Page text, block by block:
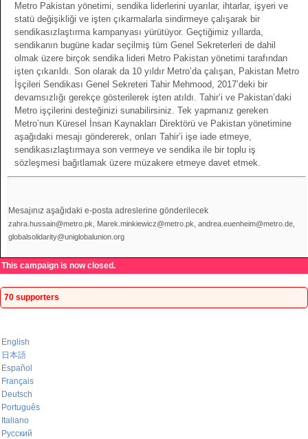
Metro Pakistan yönetimi, sendika liderlerini uyarılar, ihtarlar, işyeri ve
statü değişikliği ve işten çıkarmalarla sindirmeye çalışarak bir
sendikasızlaştırma kampanyası yürütüyor. Geçtiğimiz yıllarda,
sendikanın bugüne kadar seçilmiş tüm Genel Sekreterleri de dahil
olmak üzere birçok sendika lideri Metro Pakistan yönetimi tarafından
işten çıkarıldı. Son olarak da 10 yıldır Metro’da çalışan, Pakistan Metro
İşçileri Sendikası Genel Sekreteri Tahir Mehmood, 2017’deki bir
devamsızlığı gerekçe gösterilerek işten atıldı. Tahir’i ve Pakistan’daki
Metro işçilerini desteğinizi sunabilirsiniz. Tek yapmanız gereken
Metro’nun Küresel İnsan Kaynakları Direktörü ve Pakistan yönetimine
aşağıdaki mesajı göndererek, onları Tahir’i işe iade etmeye,
sendikasızlaştırmaya son vermeye ve sendika ile bir toplu iş
sözleşmesi bağıtlamak üzere müzakere etmeye davet etmek.
Mesajınız aşağıdaki e-posta adreslerine gönderilecek
zahra.hussain@metro.pk, Marek.minkiewicz@metro.pk, andrea.euenheim@metro.de,
globalsolidarity@uniglobalunion.org
This campaign is now closed.
70 supporters
English
日本語
Español
Français
Deutsch
Português
Italiano
Русский